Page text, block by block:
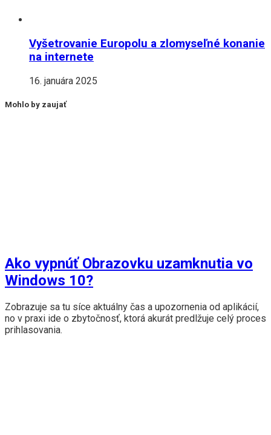
Vyšetrovanie Europolu a zlomyseľné konanie
na internete
16. januára 2025
Mohlo by zaujať
Ako vypnúť Obrazovku uzamknutia vo
Windows 10?
Zobrazuje sa tu síce aktuálny čas a upozornenia od aplikácií,
no v praxi ide o zbytočnosť, ktorá akurát predlžuje celý proces
prihlasovania.